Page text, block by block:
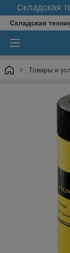
Складская
Складская
Товары и